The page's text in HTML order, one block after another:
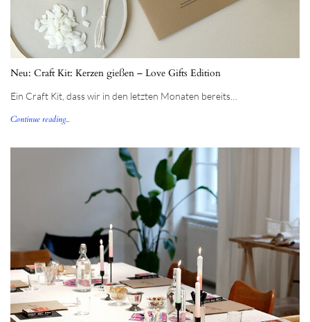
Neu: Craft Kit: Kerzen gießen – Love Gifts Edition
Ein Craft Kit, dass wir in den letzten Monaten bereits…
Continue reading...